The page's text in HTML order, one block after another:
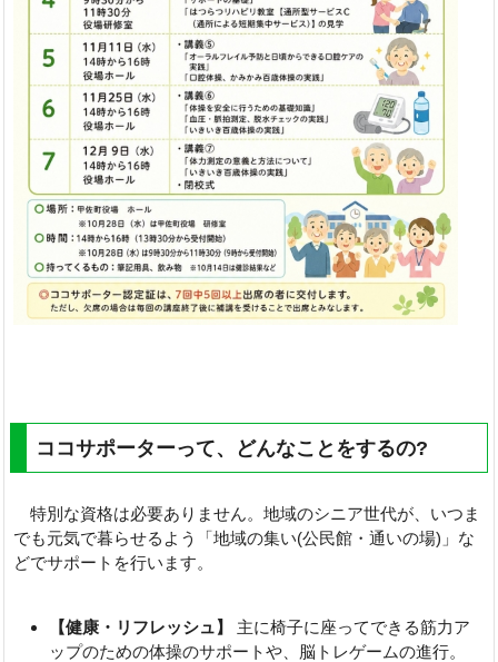
ココサポーターって、どんなことをするの?
特別な資格は必要ありません。地域のシニア世代が、いつま
でも元気で暮らせるよう「地域の集い(公民館・通いの場)」な
どでサポートを行います。
【健康・リフレッシュ】
主に椅子に座ってできる筋力ア
ップのための体操のサポートや、脳トレゲームの進行。